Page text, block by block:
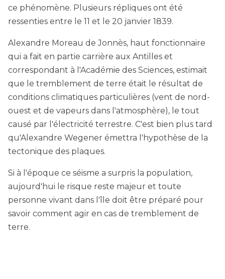
ce phénomène. Plusieurs répliques ont été
ressenties entre le 11 et le 20 janvier 1839.
Alexandre Moreau de Jonnès, haut fonctionnaire
qui a fait en partie carrière aux Antilles et
correspondant à l'Académie des Sciences, estimait
que le tremblement de terre était le résultat de
conditions climatiques particulières (vent de nord-
ouest et de vapeurs dans l'atmosphère), le tout
causé par l'électricité terrestre. C'est bien plus tard
qu'Alexandre Wegener émettra l'hypothèse de la
tectonique des plaques.
Si à l'époque ce séisme a surpris la population,
aujourd'hui le risque reste majeur et toute
personne vivant dans l'île doit être préparé pour
savoir comment agir en cas de tremblement de
terre.